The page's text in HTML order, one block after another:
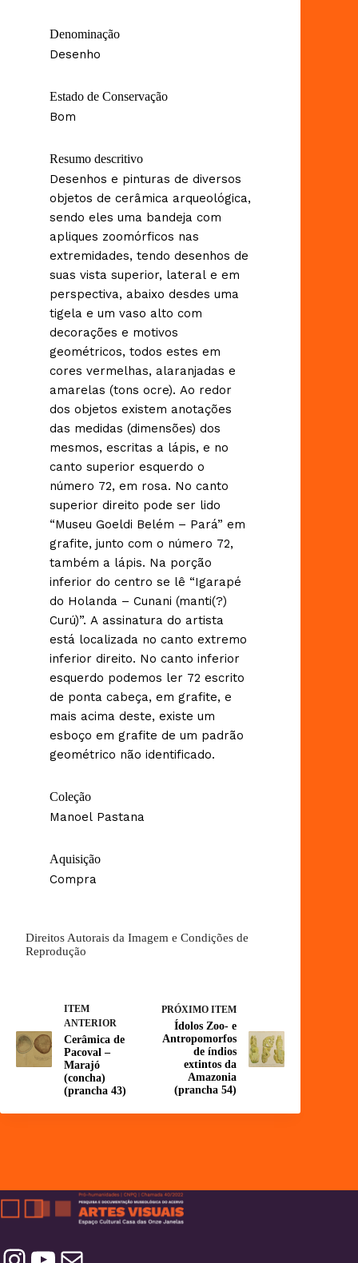
Denominação
Desenho
Estado de Conservação
Bom
Resumo descritivo
Desenhos e pinturas de diversos
objetos de cerâmica arqueológica,
sendo eles uma bandeja com
apliques zoomórficos nas
extremidades, tendo desenhos de
suas vista superior, lateral e em
perspectiva, abaixo desdes uma
tigela e um vaso alto com
decorações e motivos
geométricos, todos estes em
cores vermelhas, alaranjadas e
amarelas (tons ocre). Ao redor
dos objetos existem anotações
das medidas (dimensões) dos
mesmos, escritas a lápis, e no
canto superior esquerdo o
número 72, em rosa. No canto
superior direito pode ser lido
“Museu Goeldi Belém – Pará” em
grafite, junto com o número 72,
também a lápis. Na porção
inferior do centro se lê “Igarapé
do Holanda – Cunani (manti(?)
Curú)”. A assinatura do artista
está localizada no canto extremo
inferior direito. No canto inferior
esquerdo podemos ler 72 escrito
de ponta cabeça, em grafite, e
mais acima deste, existe um
esboço em grafite de um padrão
geométrico não identificado.
Coleção
Manoel Pastana
Aquisição
Compra
Direitos Autorais da Imagem e Condições de
Reprodução
ITEM
ANTERIOR
Cerâmica de
Pacoval –
Marajó
(concha)
(prancha 43)
PRÓXIMO ITEM
Ídolos Zoo- e
Antropomorfos
de índios
extintos da
Amazonia
(prancha 54)